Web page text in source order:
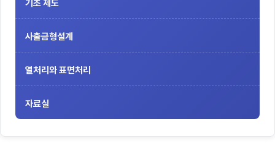
기초 제도
사출금형설계
열처리와 표면처리
자료실